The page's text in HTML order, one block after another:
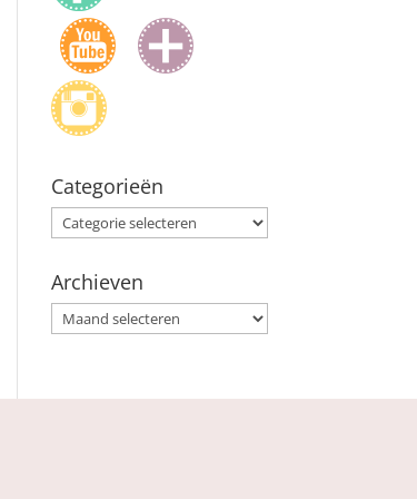
Categorieën
Categorieën
Archieven
Archieven